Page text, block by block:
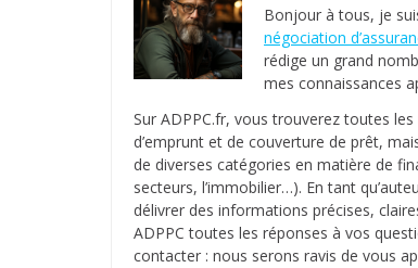
Bonjour à tous, je
négociation
rédige un grand
mes connaissances
Sur ADPPC.fr, vous trouverez toutes
d’emprunt et de couverture de prêt,
de diverses catégories en matière de
secteurs, l’immobilier…). En tant
délivrer des informations précises,
ADPPC toutes les réponses à vos
contacter : nous serons ravis de vous